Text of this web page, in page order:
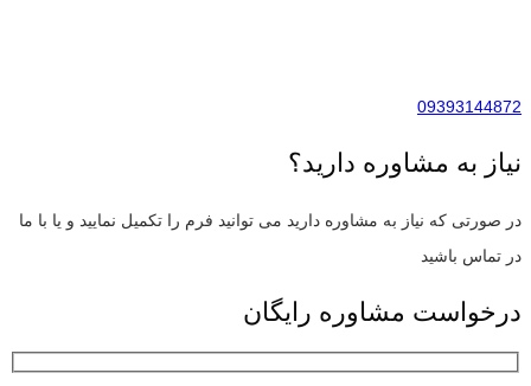
09393144872
نیاز به مشاوره دارید؟
در صورتی که نیاز به مشاوره دارید می توانید فرم را تکمیل نمایید و یا با ما
در تماس باشید
درخواست مشاوره رایگان